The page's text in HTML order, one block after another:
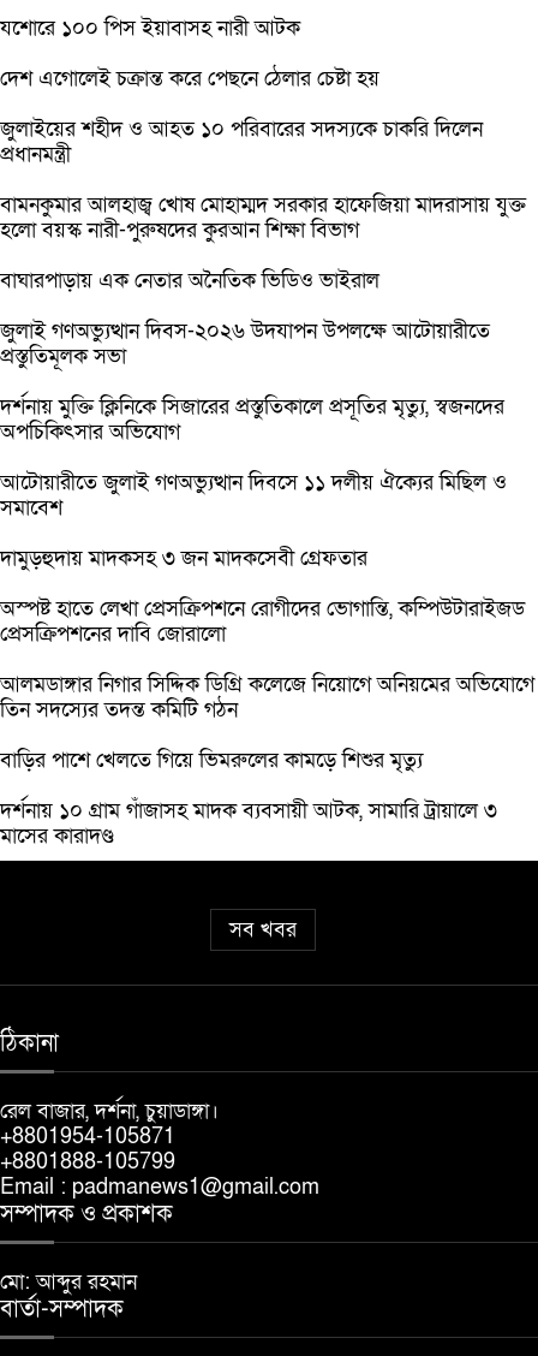
যশোরে ১০০ পিস ইয়াবাসহ নারী আটক
দেশ এগোলেই চক্রান্ত করে পেছনে ঠেলার চেষ্টা হয়
জুলাইয়ের শহীদ ও আহত ১০ পরিবারের সদস্যকে চাকরি দিলেন
প্রধানমন্ত্রী
বামনকুমার আলহাজ্ব খোষ মোহাম্মদ সরকার হাফেজিয়া মাদরাসায় যুক্ত
হলো বয়স্ক নারী-পুরুষদের কুরআন শিক্ষা বিভাগ
বাঘারপাড়ায় এক নেতার অনৈতিক ভিডিও ভাইরাল
জুলাই গণঅভ্যুত্থান দিবস-২০২৬ উদযাপন উপলক্ষে আটোয়ারীতে
প্রস্তুতিমূলক সভা
দর্শনায় মুক্তি ক্লিনিকে সিজারের প্রস্তুতিকালে প্রসূতির মৃত্যু, স্বজনদের
অপচিকিৎসার অভিযোগ
আটোয়ারীতে জুলাই গণঅভ্যুত্থান দিবসে ১১ দলীয় ঐক্যের মিছিল ও
সমাবেশ
দামুড়হুদায় মাদকসহ ৩ জন মাদকসেবী গ্রেফতার
অস্পষ্ট হাতে লেখা প্রেসক্রিপশনে রোগীদের ভোগান্তি, কম্পিউটারাইজড
প্রেসক্রিপশনের দাবি জোরালো
আলমডাঙ্গার নিগার সিদ্দিক ডিগ্রি কলেজে নিয়োগে অনিয়মের অভিযোগে
তিন সদস্যের তদন্ত কমিটি গঠন
বাড়ির পাশে খেলতে গিয়ে ভিমরুলের কামড়ে শিশুর মৃত্যু
দর্শনায় ১০ গ্রাম গাঁজাসহ মাদক ব্যবসায়ী আটক, সামারি ট্রায়ালে ৩
মাসের কারাদণ্ড
সব খবর
ঠিকানা
রেল বাজার, দর্শনা, চুয়াডাঙ্গা।
+8801954-105871
+8801888-105799
Email : padmanews1@gmail.com
সম্পাদক ও প্রকাশক
মো: আব্দুর রহমান
বার্তা-সম্পাদক